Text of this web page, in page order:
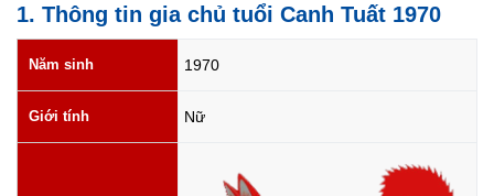
1. Thông tin gia chủ tuổi Canh Tuất 1970
Năm sinh 1970
Giới tính Nữ